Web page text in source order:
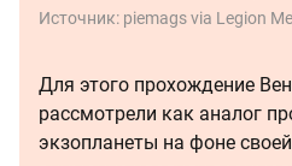
Источник: piemags via Legion
Для этого прохождение
рассмотрели как аналог
экзопланеты на фоне